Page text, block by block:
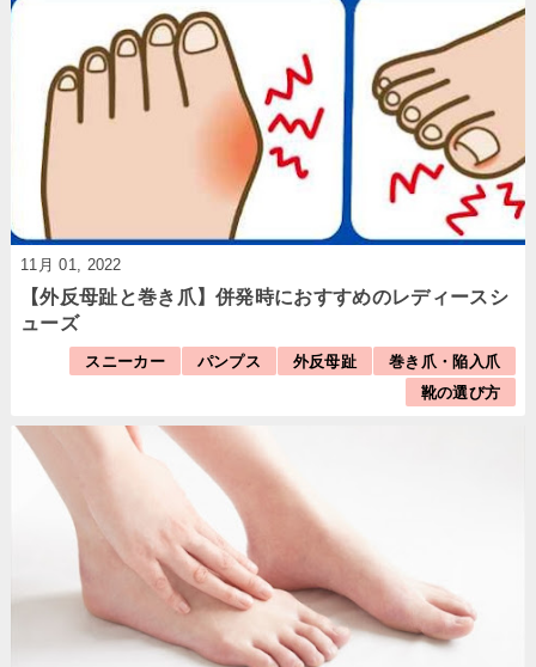
11月 01, 2022
【外反母趾と巻き爪】併発時におすすめのレディースシ
ューズ
スニーカー パンプス 外反母趾
巻き爪・陥入爪
靴の選び方